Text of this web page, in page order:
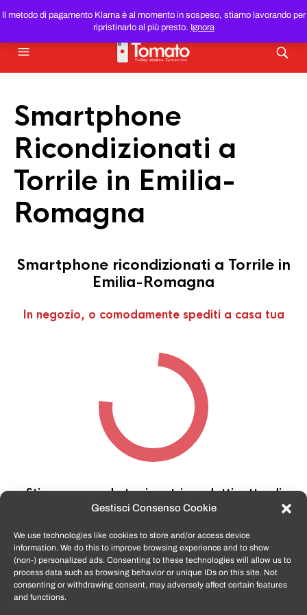
Gestisci Consenso Cookie
We use technologies like cookies to store and/or access device
information. We do this to improve browsing experience and to show
(non-) personalized ads. Consenting to these technologies will allow us to
process data such as browsing behavior or unique IDs on this site. Not
consenting or withdrawing consent, may adversely affect certain features
and functions.
Il metodo di pagamento Klarna è al momento in sospeso, stiamo lavorando per
ripristinarlo al più presto. Ignora
SMARTPHONE E TABLET RICONDIZIONATIAL MIGLIOR
PREZZO DEL WEB!
Smartphone
Ricondizionati a
Torrile in Emilia-
Romagna
Smartphone ricondizionati a Torrile in
Emilia-Romagna
In negozio, o comodamente spediti a casa tua
Stiamo cercando tra i nostri prodotti, attendi
qualche secondo…
TomatoSmartphone.itè lo shop n.1 in italia per
smartphone ricondizionati garantiti e certificati
di tutte le marche,APPLE, SAMSUNG, HUAWEI,
ONEPLUS, XIAOMI e tanto altro